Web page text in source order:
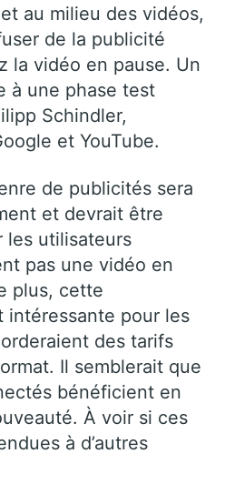
au milieu des vidéos,
de la publicité
la vidéo en pause. Un
à une phase test
Schindler,
et YouTube.
de publicités sera
et devrait être
les utilisateurs
pas une vidéo en
plus, cette
pour les
des tarifs
Il semblerait que
bénéficient en
À voir si ces
à d’autres